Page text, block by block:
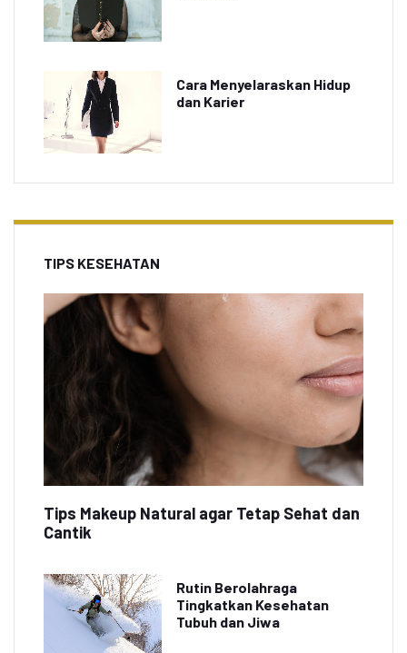
Cara Menyelaraskan Hidup
dan Karier
TIPS KESEHATAN
Tips Makeup Natural agar Tetap Sehat dan
Cantik
Rutin Berolahraga
Tingkatkan Kesehatan
Tubuh dan Jiwa